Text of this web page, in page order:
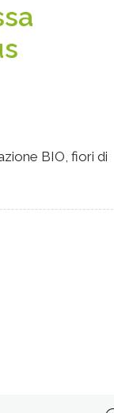
BIO, fiori di